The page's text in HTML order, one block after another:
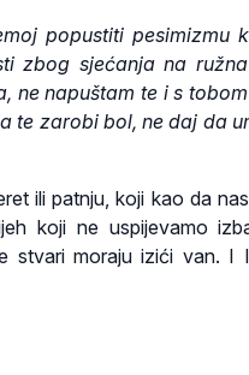
popustiti pesimizmu
zbog sjećanja na
ne napuštam te i s
te zarobi bol, ne daj da
ili patnju, koji kao da
koji ne uspijevamo
stvari moraju izići van. I